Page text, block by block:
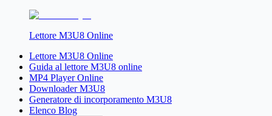
Lettore M3U8 Online
Lettore M3U8 Online
Guida al lettore M3U8 online
MP4 Player Online
Downloader M3U8
Generatore di incorporamento M3U8
Elenco Blog